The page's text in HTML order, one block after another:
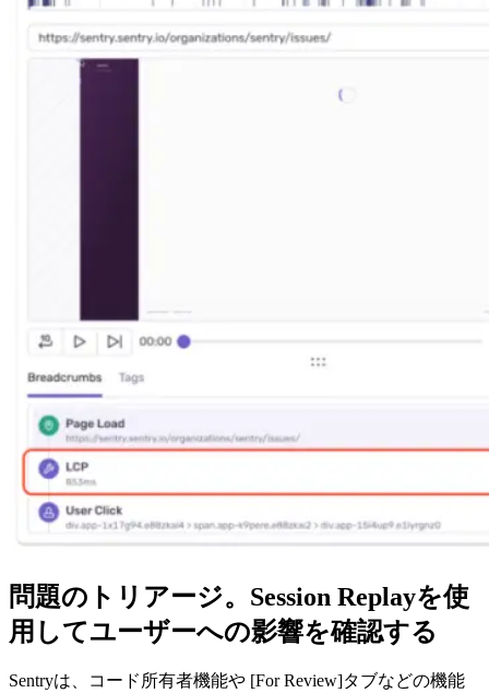
問題のトリアージ。Session Replayを使
用してユーザーへの影響を確認する
Sentryは、コード所有者機能や [For Review]タブなどの機能